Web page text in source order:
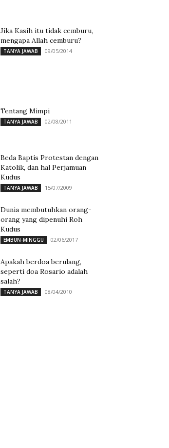
Jika Kasih itu tidak cemburu,
mengapa Allah cemburu?
TANYA JAWAB 09/05/2014
Tentang Mimpi
TANYA JAWAB 02/08/2011
Beda Baptis Protestan dengan
Katolik, dan hal Perjamuan
Kudus
TANYA JAWAB 15/07/2009
Dunia membutuhkan orang-
orang yang dipenuhi Roh
Kudus
EMBUN-MINGGU 02/06/2017
Apakah berdoa berulang,
seperti doa Rosario adalah
salah?
TANYA JAWAB 08/04/2010